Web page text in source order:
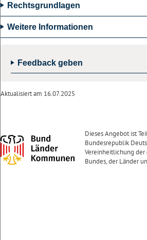
Rechtsgrundlagen
Weitere Informationen
Feedback geben
Aktualisiert am 16.07.2025
Dieses Angebot ist
Bundesrepublik
Vereinheitlichung
Bundes, der Länder